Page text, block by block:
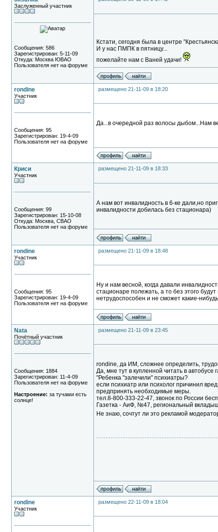
Заслуженный участник
Сообщения: 586
Зарегистрирован: 5-11-09
Откуда: Москва ЮВАО
Пользователя нет на форуме
Кстати, сегодня была в центре
И у нас ПМПК в пятницу...
пожелайте нам с Ваней удачи!
rondine
Участник
Сообщения: 95
Зарегистрирован: 19-4-09
Пользователя нет на форуме
размещено 21-11-09 в 18:20
Да...в очередной раз волосы дыбом...Нам
Криси
Участник
Сообщения: 99
Зарегистрирован: 15-10-08
Откуда: Москва, СВАО
Пользователя нет на форуме
размещено 21-11-09 в 18:33
А нам вот инвалидность в 6-ке дали,но
инвалидности добилась без стационара)
rondine
Участник
Сообщения: 95
Зарегистрирован: 19-4-09
Пользователя нет на форуме
размещено 21-11-09 в 18:48
Ну и нам весной, когда давали
стационаре полежать, а то без этого
нетрудоспособен и не сможет какие-
Nata
Почётный участник
Сообщения: 1884
Зарегистрирован: 11-4-09
Пользователя нет на форуме
Настроение: за тучами есть
солнце!
размещено 21-11-09 в 23:45
rondine, да ИМ, сложнее определить,
Да, мне тут в купленной читать в
"Ребенка "залечили" психиатры?
если психиатр или психолог причинил
предпринять необходимые меры.
тел.8-800-333-22-47, звонок по России
Газетка - АиФ, №47, региональный
Не знаю, сочтут ли это рекламой
rondine
Участник
размещено 22-11-09 в 18:04